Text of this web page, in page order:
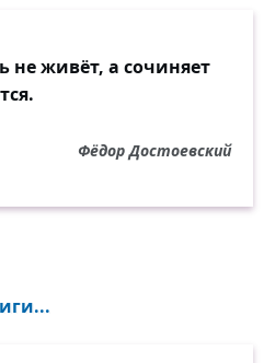
не живёт, а сочиняет
Фёдор Достоевский